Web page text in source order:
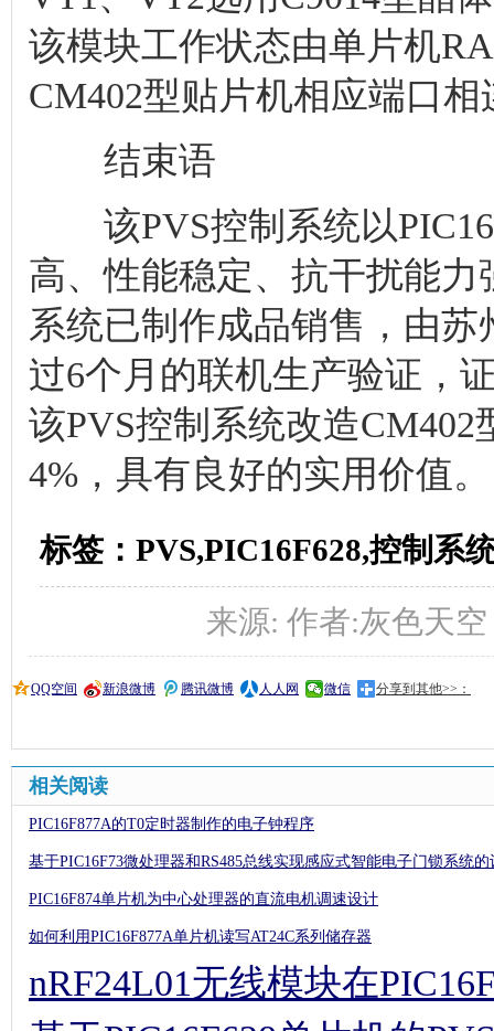
过6个月的联机生产验证，
该PVS控制系统改造
4%，具有良好的实用价值。
标签：PVS,PIC16F628,控制系
来源: 作者:灰色天空
QQ空间 新浪微博 腾讯微博 人人网 微信 分享到其他>>：
相关阅读
基于PIC16F73微处理器和RS485总线实现感应式智能电子门锁系统的
如何利用PIC16F877A单片机读写AT24C系列储存器
nRF24L01无线模块在
PIC16F87X系列单片机引
PIC16F84单片机控制电风
PIC16F877A单片机对
PIC16F877A PICC AD转换
推荐阅读